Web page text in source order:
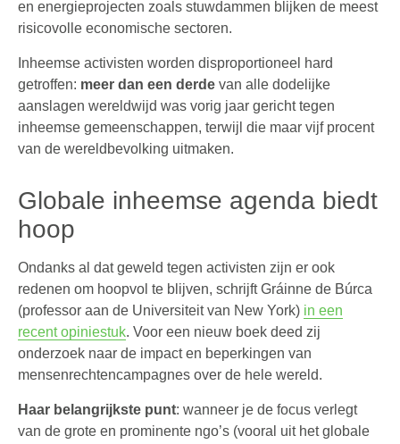
en energieprojecten zoals stuwdammen blijken de meest
risicovolle economische sectoren.
Inheemse activisten worden disproportioneel hard
getroffen: meer dan een derde van alle dodelijke
aanslagen wereldwijd was vorig jaar gericht tegen
inheemse gemeenschappen, terwijl die maar vijf procent
van de wereldbevolking uitmaken.
Globale inheemse agenda biedt
hoop
Ondanks al dat geweld tegen activisten zijn er ook
redenen om hoopvol te blijven, schrijft Gráinne de Búrca
(professor aan de Universiteit van New York) in een
recent opiniestuk. Voor een nieuw boek deed zij
onderzoek naar de impact en beperkingen van
mensenrechtencampagnes over de hele wereld.
Haar belangrijkste punt: wanneer je de focus verlegt
van de grote en prominente ngo’s (vooral uit het globale